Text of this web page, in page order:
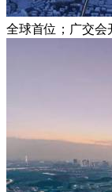
全球首位；广交会